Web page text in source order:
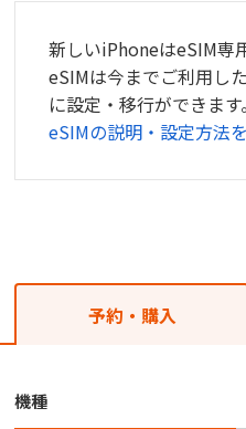
新しいiPhoneはeSIM専
eSIMは今までご利用し
に設定・移行ができます。
eSIMの説明・設定方法
予約・購入
機種